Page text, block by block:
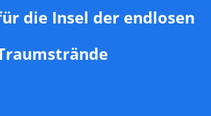
die Insel der endlosen